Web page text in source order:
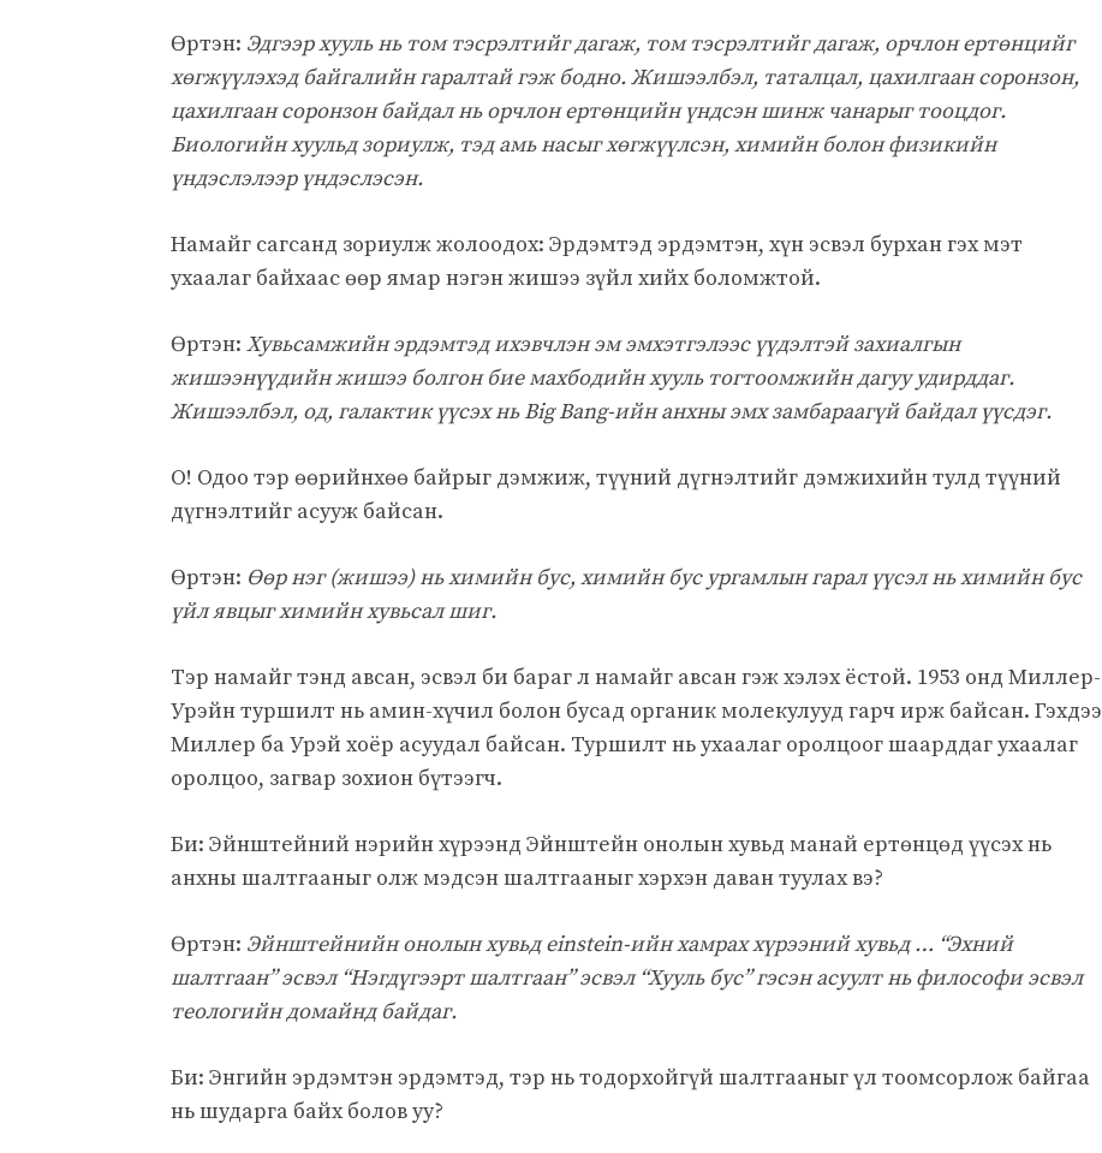
Өртэн: Эдгээр хууль нь том тэсрэлтийг дагаж, том тэсрэлтийг дагаж, орчлон ертөнцийг
хөгжүүлэхэд байгалийн гаралтай гэж бодно. Жишээлбэл, таталцал, цахилгаан соронзон,
цахилгаан соронзон байдал нь орчлон ертөнцийн үндсэн шинж чанарыг тооцдог.
Биологийн хуульд зориулж, тэд амь насыг хөгжүүлсэн, химийн болон физикийн
үндэслэлээр үндэслэсэн.
Намайг сагсанд зориулж жолоодох: Эрдэмтэд эрдэмтэн, хүн эсвэл бурхан гэх мэт
ухаалаг байхаас өөр ямар нэгэн жишээ зүйл хийх боломжтой.
Өртэн: Хувьсамжийн эрдэмтэд ихэвчлэн эм эмхэтгэлээс үүдэлтэй захиалгын
жишээнүүдийн жишээ болгон бие махбодийн хууль тогтоомжийн дагуу удирддаг.
Жишээлбэл, од, галактик үүсэх нь Big Bang-ийн анхны эмх замбараагүй байдал үүсдэг.
О! Одоо тэр өөрийнхөө байрыг дэмжиж, түүний дүгнэлтийг дэмжихийн тулд түүний
дүгнэлтийг асууж байсан.
Өртэн: Өөр нэг (жишээ) нь химийн бус, химийн бус ургамлын гарал үүсэл нь химийн бус
үйл явцыг химийн хувьсал шиг.
Тэр намайг тэнд авсан, эсвэл би бараг л намайг авсан гэж хэлэх ёстой. 1953 онд Миллер-
Урэйн туршилт нь амин-хүчил болон бусад органик молекулууд гарч ирж байсан. Гэхдээ
Миллер ба Урэй хоёр асуудал байсан. Туршилт нь ухаалаг оролцоог шаарддаг ухаалаг
оролцоо, загвар зохион бүтээгч.
Би: Эйнштейний нэрийн хүрээнд Эйнштейн онолын хувьд манай ертөнцөд үүсэх нь
анхны шалтгааныг олж мэдсэн шалтгааныг хэрхэн даван туулах вэ?
Өртэн: Эйнштейнийн онолын хувьд einstein-ийн хамрах хүрээний хувьд … “Эхний
шалтгаан” эсвэл “Нэгдүгээрт шалтгаан” эсвэл “Хууль бус” гэсэн асуулт нь философи эсвэл
теологийн домайнд байдаг.
Би: Энгийн эрдэмтэн эрдэмтэд, тэр нь тодорхойгүй шалтгааныг үл тоомсорлож байгаа
нь шударга байх болов уу?